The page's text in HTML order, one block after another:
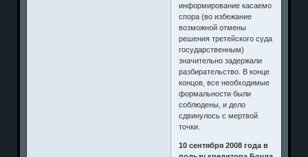
информирование касаемо
спора (во избежание
возможной отмены
решения третейского суда
государственным)
значительно задержали
разбирательство. В конце
концов, все необходимые
формальности были
соблюдены, и дело
сдвинулось с мертвой
точки.
10 сентября 2008 года в